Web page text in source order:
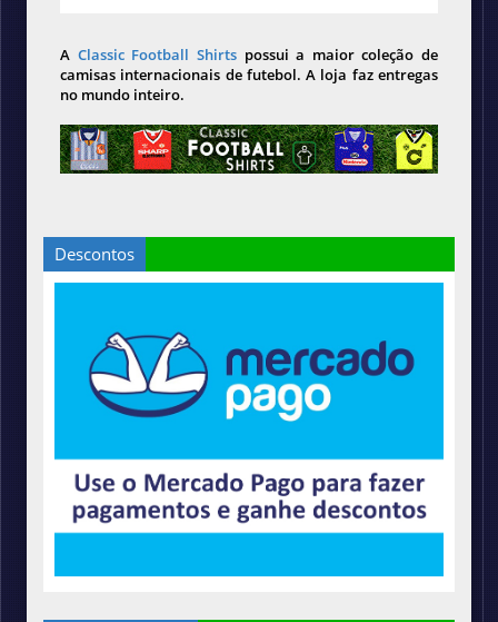
A Classic Football Shirts possui a maior coleção de
camisas internacionais de futebol. A loja faz entregas
no mundo inteiro.
Descontos